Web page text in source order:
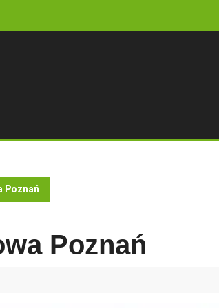
Poznań
Poznań